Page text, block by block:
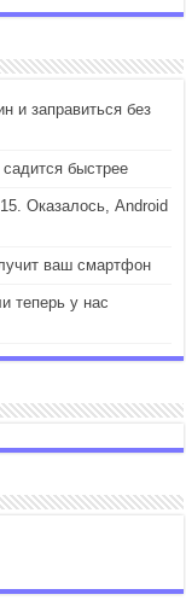
и заправиться без
быстрее
Оказалось, Android
ваш смартфон
теперь у нас